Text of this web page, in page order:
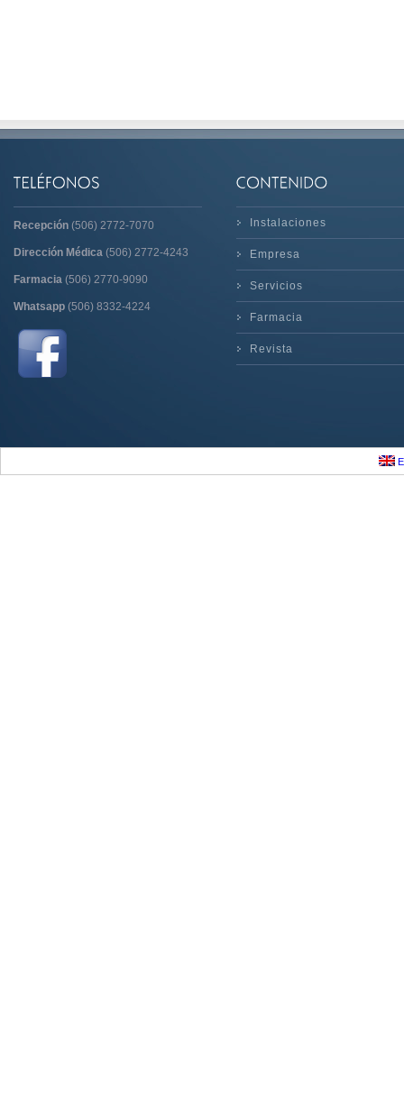
Recepción (506) 2772-7070
Dirección Médica (506) 2772-4243
Farmacia (506) 2770-9090
Whatsapp (506) 8332-4224
Instalaciones
Empresa
Servicios
Farmacia
Revista